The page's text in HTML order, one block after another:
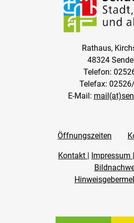
Rathaus,
48324
Telefon:
Telefax:
E-Mail:
Öffnungszeiten
Kontakt | Impressum |